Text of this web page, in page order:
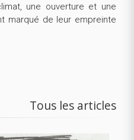
une ouverture et une
marqué de leur empreinte
Tous les articles